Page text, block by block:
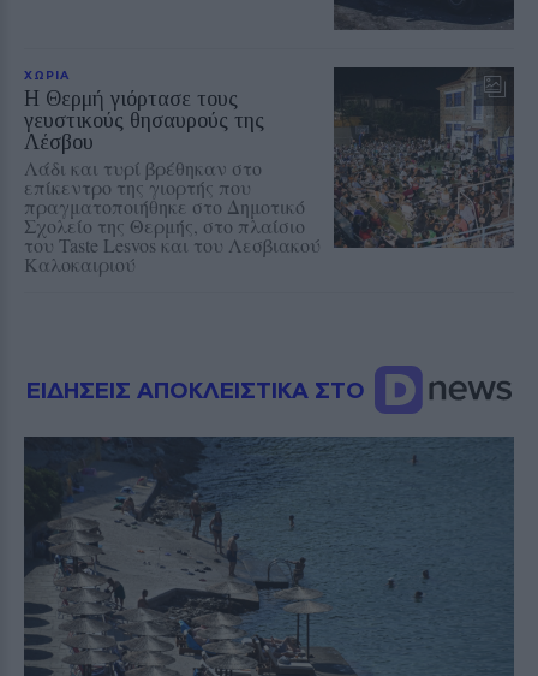
ΧΩΡΙΑ
Η Θερμή γιόρτασε τους
γευστικούς θησαυρούς της
Λέσβου
Λάδι και τυρί βρέθηκαν στο
επίκεντρο της γιορτής που
πραγματοποιήθηκε στο Δημοτικό
Σχολείο της Θερμής, στο πλαίσιο
του Taste Lesvos και του Λεσβιακού
Καλοκαιριού
ΕΙΔΗΣΕΙΣ ΑΠΟΚΛΕΙΣΤΙΚΑ ΣΤΟ